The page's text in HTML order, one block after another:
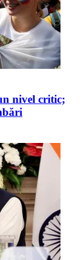
nivel critic;